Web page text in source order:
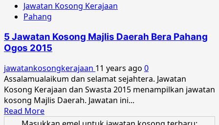
about
Jawatan
Majlis
Daerah
Selangor
Februari
2016
Jawatan Kosong Kerajaan
Pahang
5 Jawatan Kosong Majlis Daerah Bera Pahang
Ogos 2015
jawatankosongkerajaan 11 years ago 0
Assalamualaikum dan selamat sejahtera. Jawatan
Kosong Kerajaan dan Swasta 2015 menampilkan jawatan
kosong Majlis Daerah. Jawatan ini...
Read MoreRead
more